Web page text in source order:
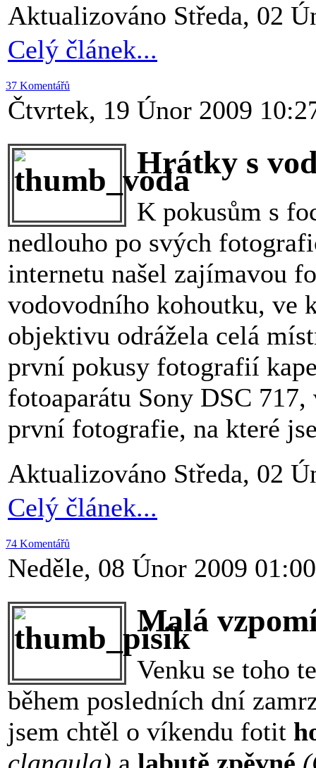
Aktualizováno Středa, 02
Celý článek...
37 Komentářů
Čtvrtek, 19 Únor 2009
Hrátky s
K pokusům s
nedlouho po svých
internetu našel zajímavou
vodovodního kohoutku, ve
objektivu odrážela celá
první pokusy fotografií
fotoaparátu Sony DSC
první fotografie, na které
Aktualizováno Středa, 02
Celý článek...
74 Komentářů
Neděle, 08 Únor 2009 01:00
Malá
Venku se toho
během posledních dní
jsem chtěl o víkendu fotit